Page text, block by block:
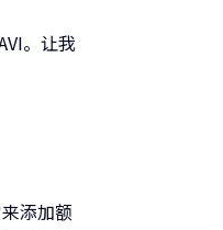
。让我
添加额